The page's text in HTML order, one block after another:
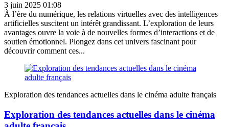
3 juin 2025 01:08
À l’ère du numérique, les relations virtuelles avec des intelligences
artificielles suscitent un intérêt grandissant. L’exploration de leurs
avantages ouvre la voie à de nouvelles formes d’interactions et de
soutien émotionnel. Plongez dans cet univers fascinant pour
découvrir comment ces...
Exploration des tendances actuelles dans le cinéma adulte français
Exploration des tendances actuelles dans le cinéma